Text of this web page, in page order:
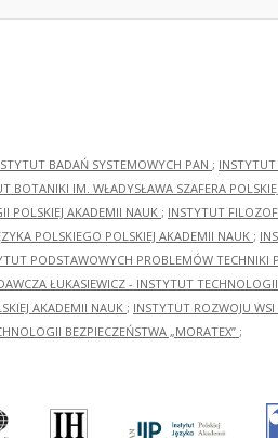
BADAŃ SYSTEMOWYCH PAN ;
BOTANIKI IM. WŁADYSŁAWA SZAFERA
POLSKIEJ AKADEMII NAUK ; INSTYTUT
POLSKIEGO POLSKIEJ AKADEMII NAUK ;
PODSTAWOWYCH PROBLEMÓW TECHNIKI
ŁUKASIEWICZ - INSTYTUT
AKADEMII NAUK ; INSTYTUT ROZWOJU
BEZPIECZEŃSTWA „MORATEX” ;